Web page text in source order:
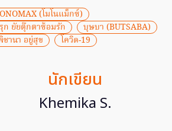
(โมโนแม็กซ์)
ก ยัยตุ๊กตาซ้อมรัก
บุษบา (BUTSABA)
านา อยู่สุข
โควิด-19
นักเขียน
Khemika S.